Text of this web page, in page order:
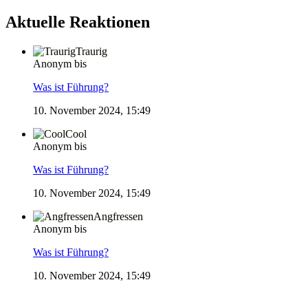
Aktuelle Reaktionen
Traurig
Anonym bis
Was ist Führung?
10. November 2024, 15:49
Cool
Anonym bis
Was ist Führung?
10. November 2024, 15:49
Angfressen
Anonym bis
Was ist Führung?
10. November 2024, 15:49